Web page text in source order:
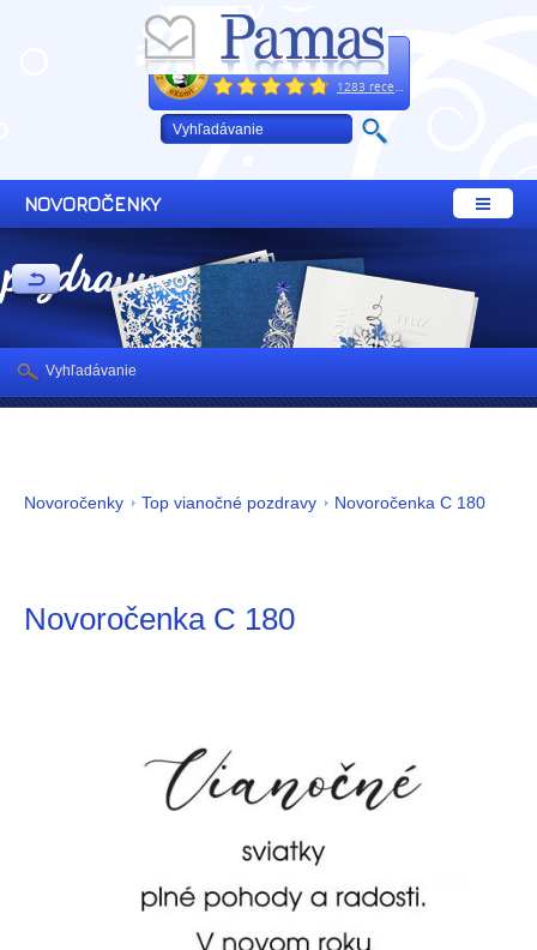
+421 32 64 02 660
Excelentne
1283 recenzií
NOVOROČENKY
Novoročenky Top vianočné pozdravy Novoročenka C 180
Novoročenka C 180
Vyhľadávanie